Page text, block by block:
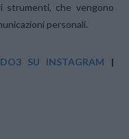
strumenti, che vengono
personali.
SU INSTAGRAM |